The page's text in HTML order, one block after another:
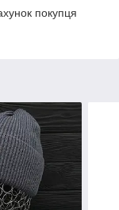
покупця